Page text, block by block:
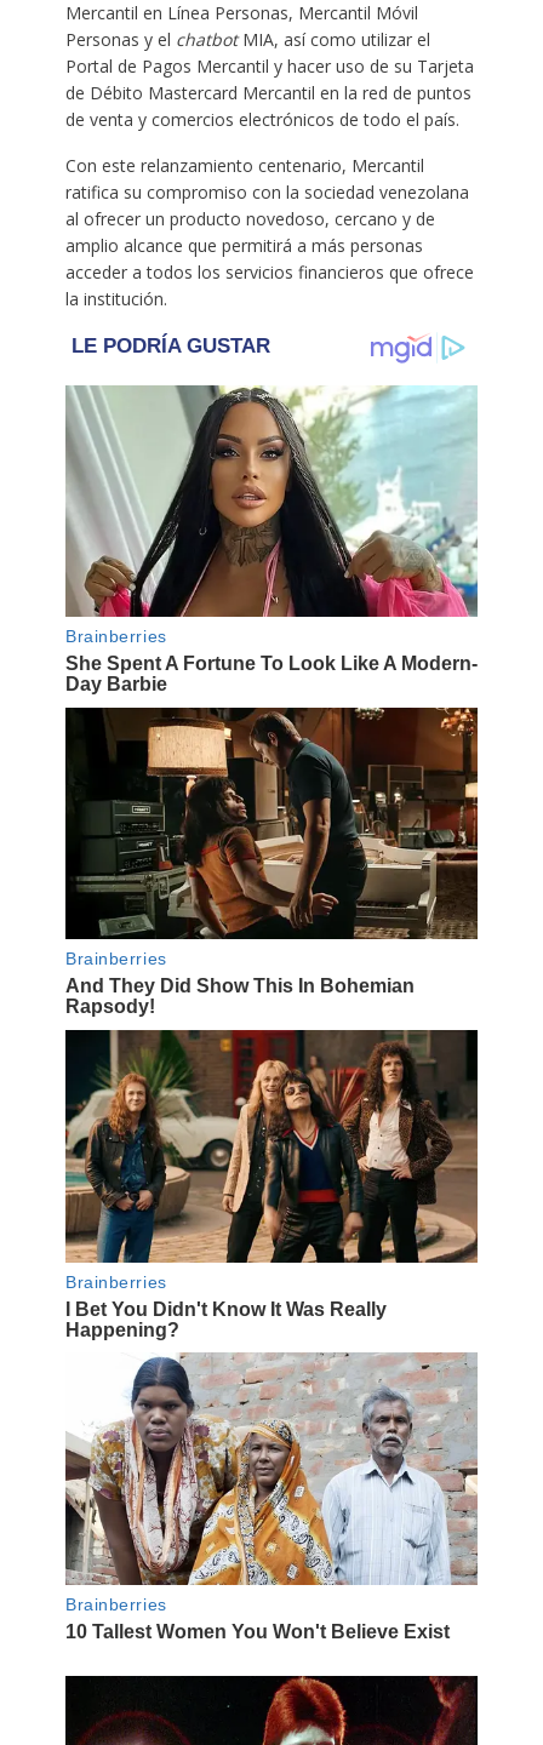
Mercantil en Línea Personas, Mercantil Móvil
Personas y el chatbotMIA, así como utilizar el
Portal de Pagos Mercantil y hacer uso de su Tarjeta
de Débito Mastercard Mercantil en la red de puntos
de venta y comercios electrónicos de todo el país.
Con este relanzamiento centenario, Mercantil
ratifica su compromiso con la sociedad venezolana
al ofrecer un producto novedoso, cercano y de
amplio alcance que permitirá a más personas
acceder a todos los servicios financieros que ofrece
la institución.